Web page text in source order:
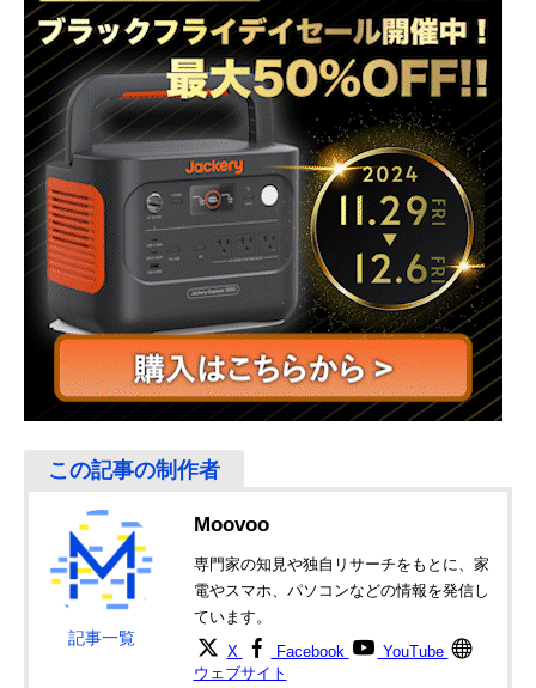
記事一覧
Moovoo
専門家の知見や独自リサーチをもとに、家
電やスマホ、パソコンなどの情報を発信し
ています。
X Facebook
YouTube
ウェブサイト